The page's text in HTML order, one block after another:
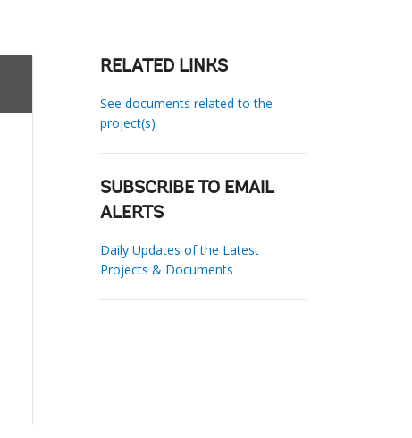
RELATED LINKS
See documents related to the
project(s)
SUBSCRIBE TO EMAIL
ALERTS
Daily Updates of the Latest
Projects & Documents